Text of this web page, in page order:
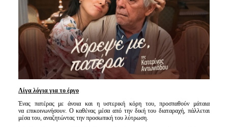
Είσοδος διαχειριστή
Λίγα λόγια για το έργο
Ένας πατέρας με άνοια και η υστερική κόρη του, προσπαθούν μάταια
να επικοινωνήσουν. Ο καθένας μέσα από την δική του διαταραχή, πάλλεται
μέσα του, αναζητώντας την προσωπική του λύτρωση.